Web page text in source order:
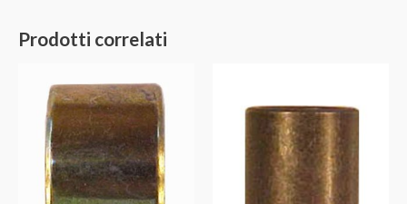
Prodotti correlati